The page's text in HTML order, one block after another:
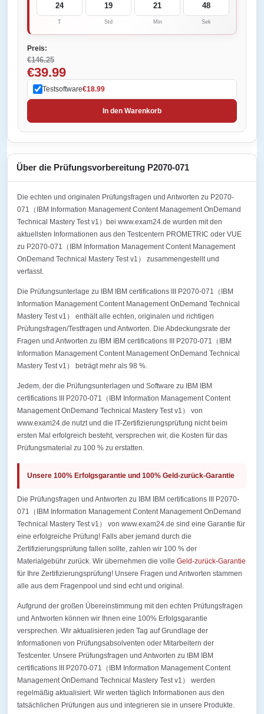
24
T
19
Std
21
Min
48
Sek
Preis:
€146.25
€39.99
Testsoftware€18.99
In den Warenkorb
Über die Prüfungsvorbereitung P2070-071
Die echten und originalen Prüfungsfragen und Antworten zu P2070-
071（IBM Information Management Content Management OnDemand
Technical Mastery Test v1）bei www.exam24.de wurden mit den
aktuellsten Informationen aus den Testcentern PROMETRIC oder VUE
zu P2070-071（IBM Information Management Content Management
OnDemand Technical Mastery Test v1） zusammengestellt und
verfasst.
Die Prüfungsunterlage zu IBM IBM certifications III P2070-071（IBM
Information Management Content Management OnDemand Technical
Mastery Test v1） enthält alle echten, originalen und richtigen
Prüfungsfragen/Testfragen und Antworten. Die Abdeckungsrate der
Fragen und Antworten zu IBM IBM certifications III P2070-071（IBM
Information Management Content Management OnDemand Technical
Mastery Test v1） beträgt mehr als 98 %.
Jedem, der die Prüfungsunterlagen und Software zu IBM IBM
certifications III P2070-071（IBM Information Management Content
Management OnDemand Technical Mastery Test v1） von
www.exam24.de nutzt und die IT-Zertifizierungsprüfung nicht beim
ersten Mal erfolgreich besteht, versprechen wir, die Kosten für das
Prüfungsmaterial zu 100 % zu erstatten.
Unsere 100% Erfolgsgarantie und 100% Geld-zurück-Garantie
Die Prüfungsfragen und Antworten zu IBM IBM certifications III P2070-
071（IBM Information Management Content Management OnDemand
Technical Mastery Test v1） von www.exam24.de sind eine Garantie für
eine erfolgreiche Prüfung! Falls aber jemand durch die
Zertifizierungsprüfung fallen sollte, zahlen wir 100 % der
Materialgebühr zurück. Wir übernehmen die volle Geld-zurück-Garantie
für Ihre Zertifizierungsprüfung! Unsere Fragen und Antworten stammen
alle aus dem Fragenpool und sind echt und original.
Aufgrund der großen Übereinstimmung mit den echten Prüfungsfragen
und Antworten können wir Ihnen eine 100% Erfolgsgarantie
versprechen. Wir aktualisieren jeden Tag auf Grundlage der
Informationen von Prüfungsabsolventen oder Mitarbeitern der
Testcenter. Unsere Prüfungsfragen und Antworten zu IBM IBM
certifications III P2070-071（IBM Information Management Content
Management OnDemand Technical Mastery Test v1） werden
regelmäßig aktualisiert. Wir werten täglich Informationen aus den
tatsächlichen Prüfungen aus und integrieren sie in unsere Produkte.